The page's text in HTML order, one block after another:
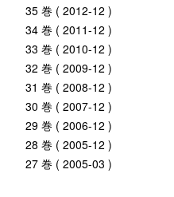
35 巻 ( 2012-12 )
34 巻 ( 2011-12 )
33 巻 ( 2010-12 )
32 巻 ( 2009-12 )
31 巻 ( 2008-12 )
30 巻 ( 2007-12 )
29 巻 ( 2006-12 )
28 巻 ( 2005-12 )
27 巻 ( 2005-03 )